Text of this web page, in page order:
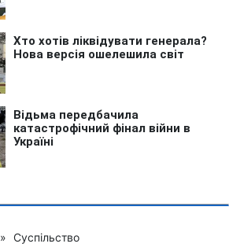
» Суспільство